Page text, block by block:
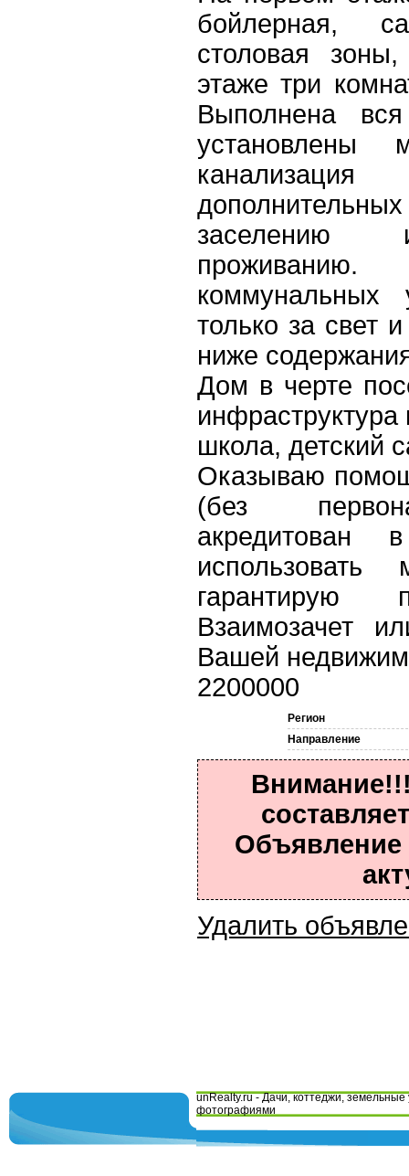
бойлерная,
столовая
этаже три
Выполнена
установлены
канализация
заселению
проживанию.
коммунальных
только за свет
ниже
Дом в черте
инфраструктура
школа, детский
Оказываю
(без
акредитован
использовать
гарантирую
Взаимозачет
Вашей
2200000
Регион
Направление
Объявление
Удалить
unRealty.ru - Дачи, коттеджи, земельные
фотографиями